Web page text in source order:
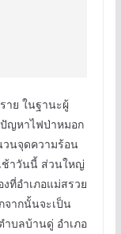
าย ในฐานะผู้
ญหาไฟป่าหมอก
วนจุดความร้อน
ช้าวันนี้ ส่วนใหญ่
ที่อำเภอแม่สรวย
จากนั้นจะเป็น
บลบ้านดู่ อำเภอ